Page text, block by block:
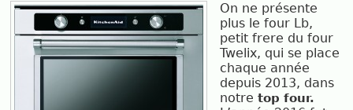
On ne présente
plus le four Lb,
petit frere du four
Twelix, qui se place
chaque année
depuis 2013, dans
notretop four.